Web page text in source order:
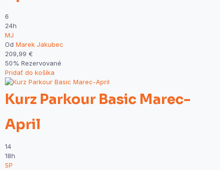
6
24h
MJ
Od Marek Jakubec
209,99 €
50% Rezervované
Pridať do košíka
Kurz Parkour Basic Marec-
April
14
18h
SP